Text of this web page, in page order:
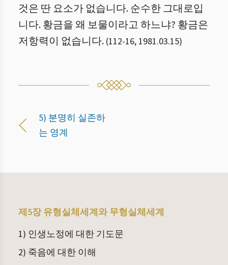
것은 딴 요소가 없습니다. 순수한 그대로입
니다. 황금을 왜 보물이라고 하느냐? 황금은
저항력이 없습니다. (112-16, 1981.03.15)
5) 분명히 실존하
는 영계
제5장 유형실체세계와 무형실체세계
1) 인생노정에 대한 기도문
2) 죽음에 대한 이해